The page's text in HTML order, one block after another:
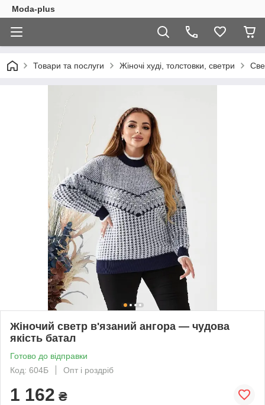
Moda-plus
Товари та послуги Жіночі худі, толстовки, светри
Жіночий светр в'язаний ангора — чудова
якість батал
Готово до відправки
Код: 604Б
Опт і роздріб
1 162 ₴